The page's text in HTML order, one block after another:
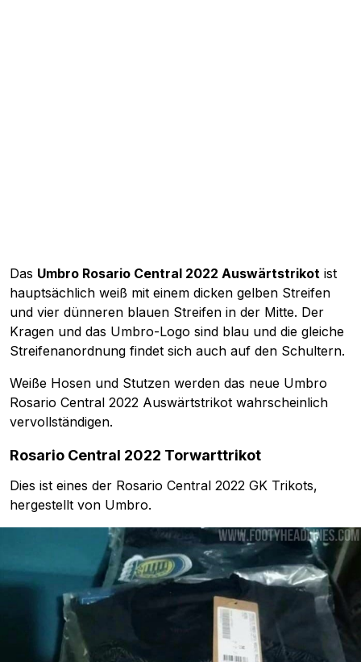
Das Umbro Rosario Central 2022 Auswärtstrikot ist
hauptsächlich weiß mit einem dicken gelben Streifen
und vier dünneren blauen Streifen in der Mitte. Der
Kragen und das Umbro-Logo sind blau und die gleiche
Streifenanordnung findet sich auch auf den Schultern.
Weiße Hosen und Stutzen werden das neue Umbro
Rosario Central 2022 Auswärtstrikot wahrscheinlich
vervollständigen.
Rosario Central 2022 Torwarttrikot
Dies ist eines der Rosario Central 2022 GK Trikots,
hergestellt von Umbro.